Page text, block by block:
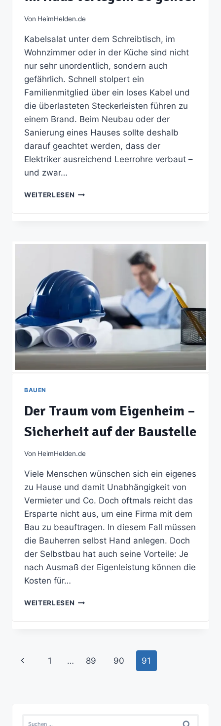
Von HeimHelden.de
Kabelsalat unter dem Schreibtisch, im
Wohnzimmer oder in der Küche sind nicht
nur sehr unordentlich, sondern auch
gefährlich. Schnell stolpert ein
Familienmitglied über ein loses Kabel und
die überlasteten Steckerleisten führen zu
einem Brand. Beim Neubau oder der
Sanierung eines Hauses sollte deshalb
darauf geachtet werden, dass der
Elektriker ausreichend Leerrohre verbaut –
und zwar…
WEITERLESEN STROMKABEL
VERLEGEN:
BAUEN
Der Traum vom Eigenheim –
Sicherheit auf der Baustelle
Von HeimHelden.de
Viele Menschen wünschen sich ein eigenes
zu Hause und damit Unabhängigkeit von
Vermieter und Co. Doch oftmals reicht das
Ersparte nicht aus, um eine Firma mit dem
Bau zu beauftragen. In diesem Fall müssen
die Bauherren selbst Hand anlegen. Doch
der Selbstbau hat auch seine Vorteile: Je
nach Ausmaß der Eigenleistung können die
Kosten für…
WEITERLESEN DER
AUF
Seitennavigation
Vorherige
1 … 89 90 91
Suchen